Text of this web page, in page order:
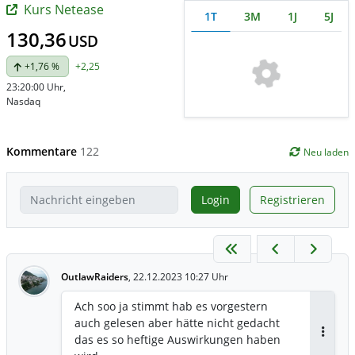
Kurs Netease
130,36USD
+1,76 %
+2,25
23:20:00 Uhr,
Nasdaq
1T 3M 1J 5J
Kommentare 122 Neu laden
Login Registrieren
OutlawRaiders, 22.12.2023 10:27 Uhr
Ach soo ja stimmt hab es vorgestern
auch gelesen aber hätte nicht gedacht
das es so heftige Auswirkungen haben